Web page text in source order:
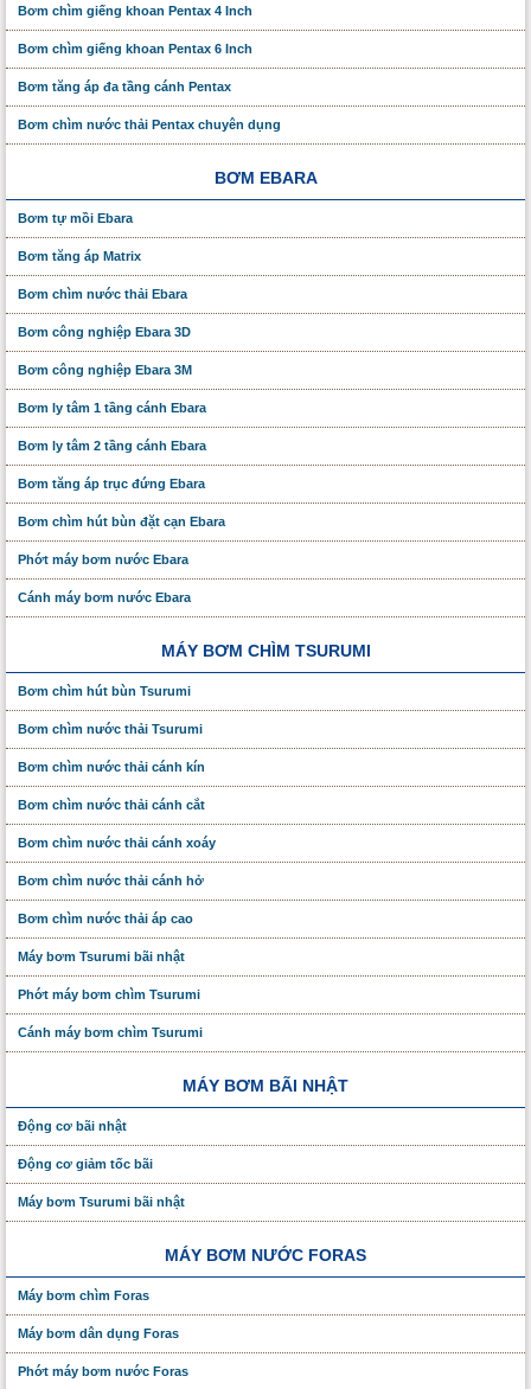
Bơm chìm giếng khoan Pentax 4 Inch
Bơm chìm giếng khoan Pentax 6 Inch
Bơm tăng áp đa tầng cánh Pentax
Bơm chìm nước thải Pentax chuyên dụng
BƠM EBARA
Bơm tự mồi Ebara
Bơm tăng áp Matrix
Bơm chìm nước thải Ebara
Bơm công nghiệp Ebara 3D
Bơm công nghiệp Ebara 3M
Bơm ly tâm 1 tầng cánh Ebara
Bơm ly tâm 2 tầng cánh Ebara
Bơm tăng áp trục đứng Ebara
Bơm chìm hút bùn đặt cạn Ebara
Phớt máy bơm nước Ebara
Cánh máy bơm nước Ebara
MÁY BƠM CHÌM TSURUMI
Bơm chìm hút bùn Tsurumi
Bơm chìm nước thải Tsurumi
Bơm chìm nước thải cánh kín
Bơm chìm nước thải cánh cắt
Bơm chìm nước thải cánh xoáy
Bơm chìm nước thải cánh hở
Bơm chìm nước thải áp cao
Máy bơm Tsurumi bãi nhật
Phớt máy bơm chìm Tsurumi
Cánh máy bơm chìm Tsurumi
MÁY BƠM BÃI NHẬT
Động cơ bãi nhật
Động cơ giảm tốc bãi
Máy bơm Tsurumi bãi nhật
MÁY BƠM NƯỚC FORAS
Máy bơm chìm Foras
Máy bơm dân dụng Foras
Phớt máy bơm nước Foras